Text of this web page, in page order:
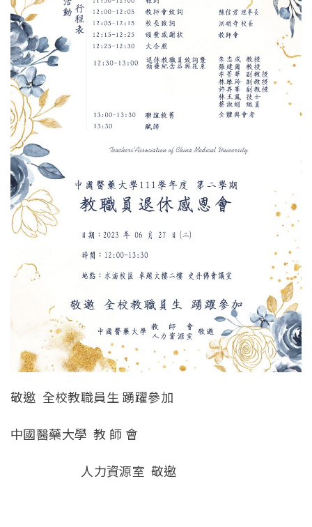
敬邀 全校教職員生 踴躍參加
中國醫藥大學 教 師 會
人力資源室 敬邀